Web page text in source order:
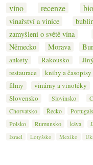
víno recenze
vinařství a vinice
zamyšlení o světě vína
Německo
Morava
ankety
Rakousko
restaurace
knihy a časopisy
filmy
vinárny a vinotéky
Slovensko
Slovinsko
Chorvatsko
Řecko
Polsko
Rumunsko káva
Izrael
Lotyšsko Mexiko